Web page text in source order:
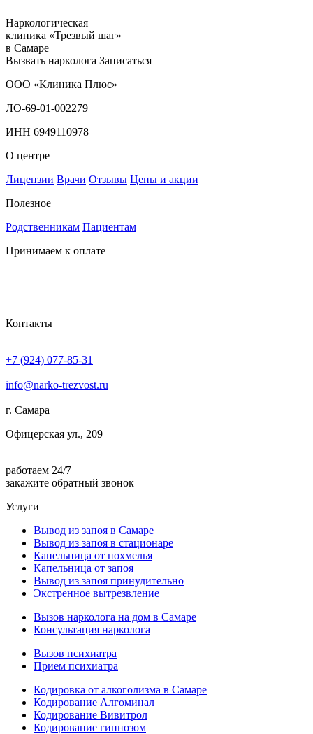
Наркологическая
клиника «Трезвый шаг»
в Самаре
Вызвать нарколога Записаться
ООО «Клиника Плюс»
ЛО-69-01-002279
ИНН 6949110978
О центре
Лицензии Врачи Отзывы Цены и акции
Полезное
Родственникам Пациентам
Принимаем к оплате
Контакты
+7 (924) 077-85-31
info@narko-trezvost.ru
г. Самара
Офицерская ул., 209
работаем 24/7
закажите обратный звонок
Услуги
Вывод из запоя в Самаре
Вывод из запоя в стационаре
Капельница от похмелья
Капельница от запоя
Вывод из запоя принудительно
Экстренное вытрезвление
Вызов нарколога на дом в Самаре
Консультация нарколога
Вызов психиатра
Прием психиатра
Кодировка от алкоголизма в Самаре
Кодирование Алгоминал
Кодирование Вивитрол
Кодирование гипнозом